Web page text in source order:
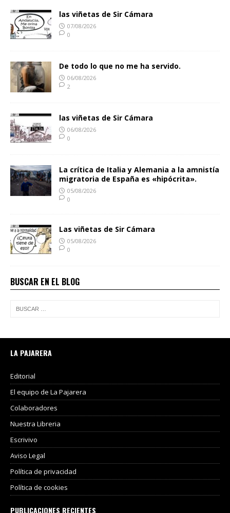
las viñetas de Sir Cámara
07/08/2026
0
De todo lo que no me ha servido.
06/08/2026
2
las viñetas de Sir Cámara
06/08/2026
0
La crítica de Italia y Alemania a la amnistía
migratoria de España es «hipócrita».
05/08/2026
0
Las viñetas de Sir Cámara
05/08/2026
0
BUSCAR EN EL BLOG
LA PAJARERA
Editorial
El equipo de La Pajarera
Colaboradores
Nuestra Libreria
Escrivivo
Aviso Legal
Política de privacidad
Política de cookies
PUBLICACIONES RECIENTES